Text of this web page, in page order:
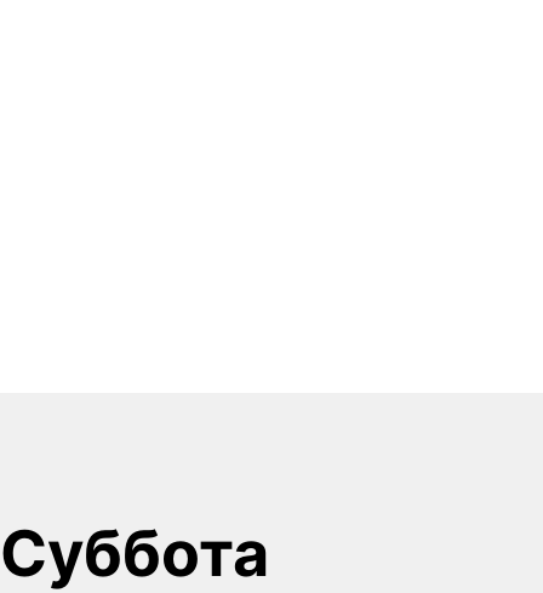
Суббота